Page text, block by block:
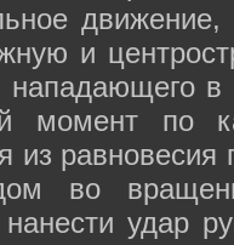
движение,
и
нападающего в
момент по
из равновесия
во
нанести удар